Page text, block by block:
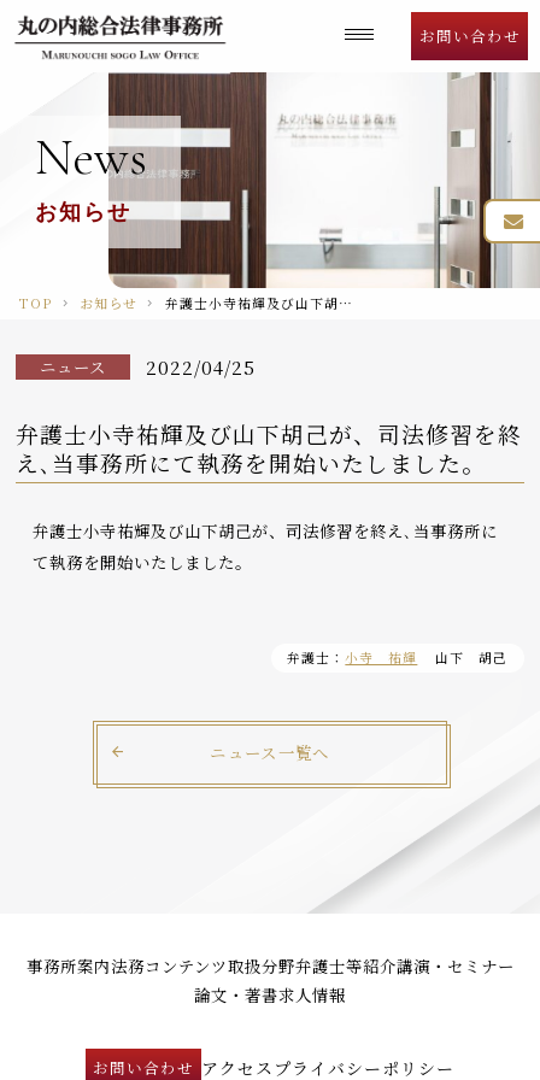
お問い合わせ
Language
News
お知らせ
TOP お知らせ 弁護士小寺祐輝及び山下胡己が、司法修習を終え､当事務所にて執務を開始いたしました。
ニュース 2022/04/25
弁護士小寺祐輝及び山下胡己が、司法修習を終
え､当事務所にて執務を開始いたしました。
弁護士小寺祐輝及び山下胡己が、司法修習を終え､当事務所に
て執務を開始いたしました。
弁護士： 小寺 祐輝 山下 胡己
ニュース一覧へ
事務所案内法務コンテンツ取扱分野弁護士等紹介講演・セミナー
論文・著書求人情報
お問い合わせ アクセス プライバシーポリシー